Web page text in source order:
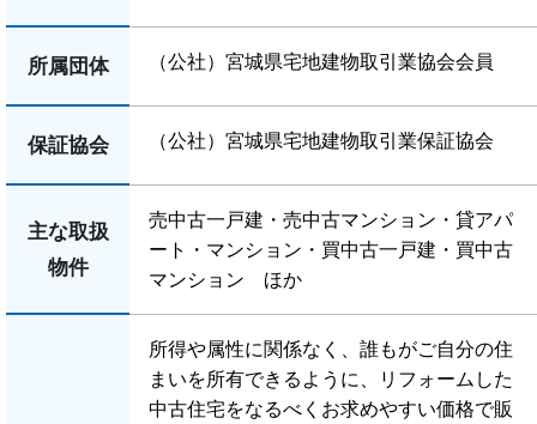
所属団体 （公社）宮城県宅地建物取引業協会会員
保証協会 （公社）宮城県宅地建物取引業保証協会
主な取扱
物件
売中古一戸建・売中古マンション・貸アパ
ート・マンション・買中古一戸建・買中古
マンション ほか
所得や属性に関係なく、誰もがご自分の住
まいを所有できるように、リフォームした
中古住宅をなるべくお求めやすい価格で販